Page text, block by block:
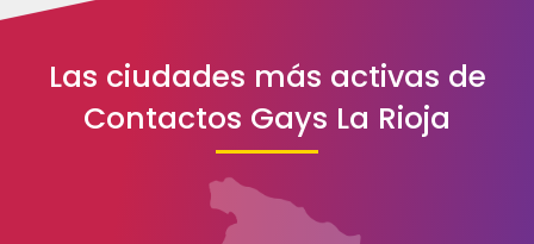
Las ciudades más activas de
Contactos Gays La Rioja